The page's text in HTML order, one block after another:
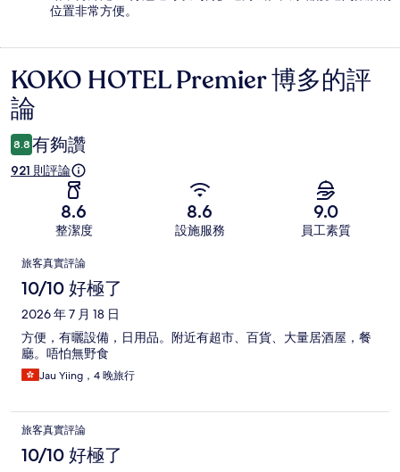
位置非常方便。
評
論
KOKO HOTEL Premier 博多的評
論
8.8 有夠讚
921 則評論
8.6
整潔度
8.6
設施服務
9.0
員工素質
評
論
旅客真實評論
10/10 好極了
2026 年 7 月 18 日
方便，有曬設備，日用品。附近有超市、百貨、大量居酒屋，餐
廳。唔怕無野食
Jau Yiing，4 晚旅行
旅客真實評論
10/10 好極了